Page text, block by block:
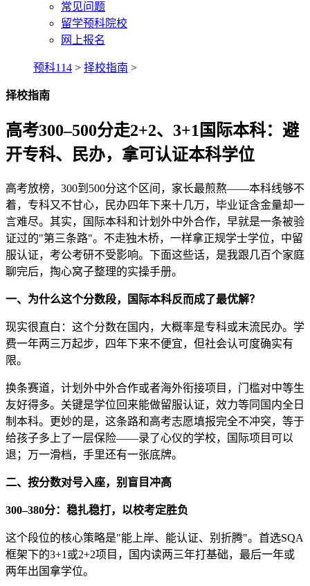
常见问题
留学预科院校
网上报名
预科114 > 择校指南 >
择校指南
高考300–500分走2+2、3+1国际本科：避
开专科、民办，拿可认证本科学位
高考放榜，300到500分这个区间，家长最煎熬——本科线够不
着，专科又不甘心，民办四年下来十几万，毕业证含金量却一
言难尽。其实，国际本科和计划外中外合作，早就是一条被验
证过的"第三条路"。不走独木桥，一样拿正规学士学位，中留
服认证，考公考研不受影响。下面这些话，是我跟几百个家庭
聊完后，掏心窝子整理的实操手册。
一、为什么这个分数段，国际本科反而成了最优解？
现实很直白：这个分数在国内，大概率是专科或末流民办。学
费一年两三万起步，四年下来不便宜，但社会认可度确实有
限。
换条赛道，计划外中外合作或者海外衔接项目，门槛对中等生
友好得多。关键是学位回来能做留服认证，效力等同国内全日
制本科。更妙的是，这条路和高考志愿填报完全不冲突，等于
给孩子多上了一层保险——录了心仪的学校，国际项目可以
退；万一滑档，手里还有一张底牌。
二、按分数对号入座，别盲目冲高
300–380分：稳扎稳打，以校考定胜负
这个段位的核心策略是"能上岸、能认证、别折腾"。首选SQA
框架下的3+1或2+2项目，国内读两三年打基础，最后一年或
两年出国拿学位。